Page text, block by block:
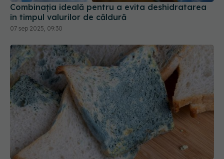
07 sep 2025, 09:30
Ai găsit mucegai pe o felie de pâine? Uite de ce
trebuie să arunci toată pâinea